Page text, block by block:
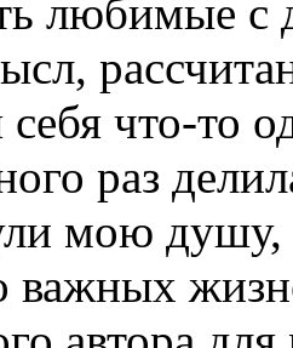
любимые с
что-то
раз
мою
важных